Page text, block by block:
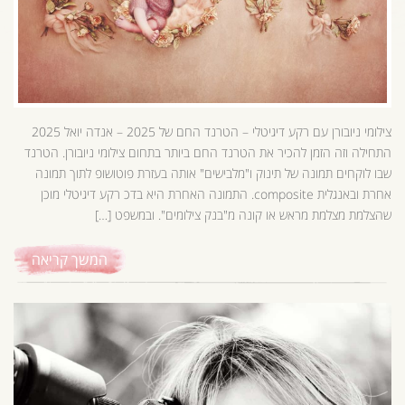
צילומי ניובורן עם רקע דיגיטלי – הטרנד החם של 2025 – אנדה יואל 2025
התחילה וזה הזמן להכיר את הטרנד החם ביותר בתחום צילומי ניובורן. הטרנד
שבו לוקחים תמונה של תינוק ו"מלבישים" אותה בעזרת פוטושופ לתוך תמונה
אחרת ובאנגלית composite. התמונה האחרת היא בדכ רקע דיגיטלי מוכן
שהצלמת מצלמת מראש או קונה מ"בנק צילומים". ובמשפט […]
המשך קריאה